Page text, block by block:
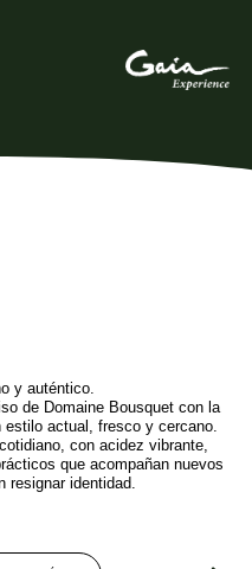
y auténtico.
de Domaine Bousquet con la
actual, fresco y cercano.
con acidez vibrante,
que acompañan nuevos
resignar identidad.